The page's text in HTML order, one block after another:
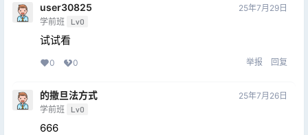
user30825
学前班 Lv0
25年7月29日
试试看
0 0 举报 回复
的撒旦法方式
学前班 Lv0
25年7月26日
666